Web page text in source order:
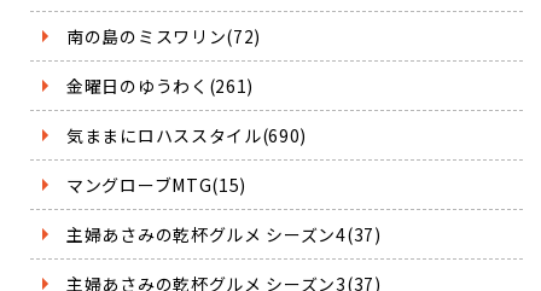
南の島のミスワリン(72)
金曜日のゆうわく(261)
気ままにロハススタイル(690)
マングローブMTG(15)
主婦あさみの乾杯グルメ シーズン4(37)
主婦あさみの乾杯グルメ シーズン3(37)